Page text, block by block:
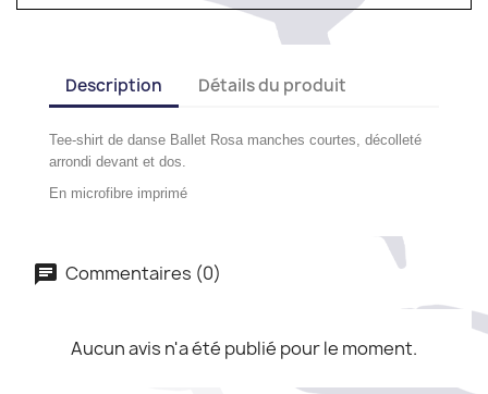
Description Détails du produit
Tee-shirt de danse Ballet Rosa manches courtes, décolleté
arrondi devant et dos.
En microfibre imprimé
Commentaires (0)
Aucun avis n'a été publié pour le moment.